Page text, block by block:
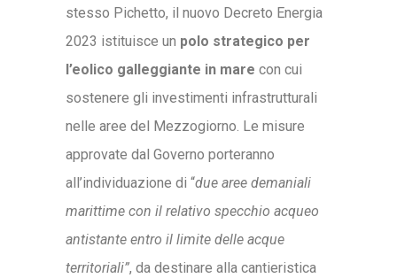
stesso Pichetto, il nuovo Decreto Energia
2023 istituisce un polo strategico per
l’eolico galleggiante in mare con cui
sostenere gli investimenti infrastrutturali
nelle aree del Mezzogiorno. Le misure
approvate dal Governo porteranno
all’individuazione di “due aree demaniali
marittime con il relativo specchio acqueo
antistante entro il limite delle acque
territoriali”, da destinare alla cantieristica